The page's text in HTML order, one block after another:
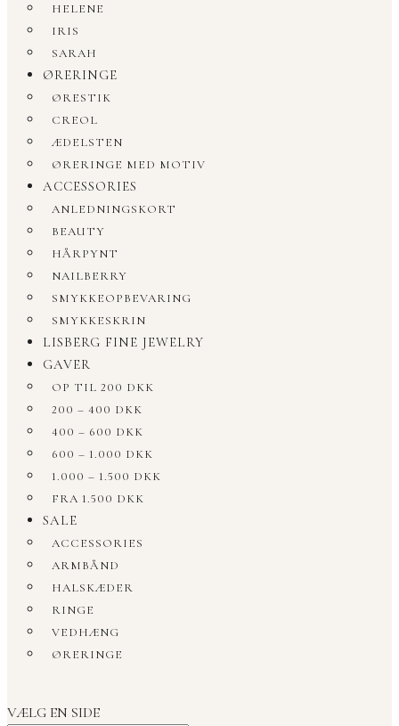
HELENE
IRIS
SARAH
ØRERINGE
ØRESTIK
CREOL
ÆDELSTEN
ØRERINGE MED MOTIV
ACCESSORIES
ANLEDNINGSKORT
BEAUTY
HÅRPYNT
NAILBERRY
SMYKKEOPBEVARING
SMYKKESKRIN
LISBERG FINE JEWELRY
GAVER
OP TIL 200 DKK
200 – 400 DKK
400 – 600 DKK
600 – 1.000 DKK
1.000 – 1.500 DKK
FRA 1.500 DKK
SALE
ACCESSORIES
ARMBÅND
HALSKÆDER
RINGE
VEDHÆNG
ØRERINGE
VÆLG EN SIDE